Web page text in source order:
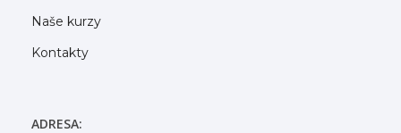
Naše kurzy
Kontakty
ADRESA: